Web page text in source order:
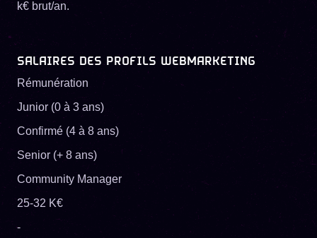
k€ brut/an.
SALAIRES DES PROFILS WEBMARKETING
Rémunération
Junior (0 à 3 ans)
Confirmé (4 à 8 ans)
Senior (+ 8 ans)
Community Manager
25-32 K€
-